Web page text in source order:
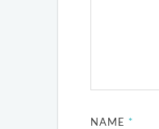
NAME*